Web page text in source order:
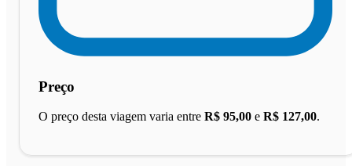
Preço
O preço desta viagem varia entre R$ 95,00 e R$ 127,00.